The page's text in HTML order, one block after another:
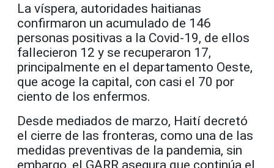
La víspera, autoridades haitianas
confirmaron un acumulado de 146
personas positivas a la Covid-19, de ellos
fallecieron 12 y se recuperaron 17,
principalmente en el departamento Oeste,
que acoge la capital, con casi el 70 por
ciento de los enfermos.
Desde mediados de marzo, Haití decretó
el cierre de las fronteras, como una de las
medidas preventivas de la pandemia, sin
embargo, el GARR asegura que continúa el